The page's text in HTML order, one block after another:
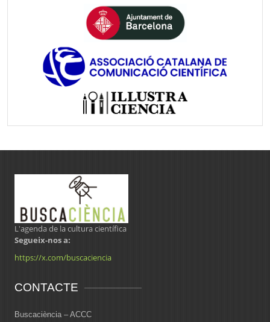
L'agenda de la cultura científica
Segueix-nos a:
https://x.com/buscaciencia
CONTACTE
Buscaciència – ACCC